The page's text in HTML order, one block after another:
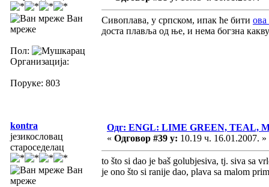
Ван
мреже
Пол:
Организација:
Поруке: 803
Сивоплава, у српском, ипак ће бити ова
доста плавља од ње, и нема богзна
kontra
језикословац
староседелац
Ван
мреже
Одг: ENGL: LIME GREEN, TEAL,
« Одговор #39 у: 10.19 ч. 16.01.2007. »
to što si dao je baš golubjesiva, tj. siva sa
je ono što si ranije dao, plava sa malom